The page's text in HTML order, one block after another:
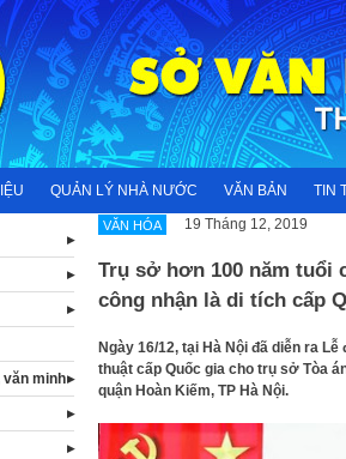
QUẢN LÝ NHÀ NƯỚC VĂN BẢN TIN
VĂN HÓA 19 Tháng 12, 2019
Trụ sở hơn 100 năm tuổi
công nhận là di tích cấp
Ngày 16/12, tại Hà Nội đã diễn ra
thuật cấp Quốc gia cho trụ sở Tòa
quận Hoàn Kiếm, TP Hà Nội.
văn minh